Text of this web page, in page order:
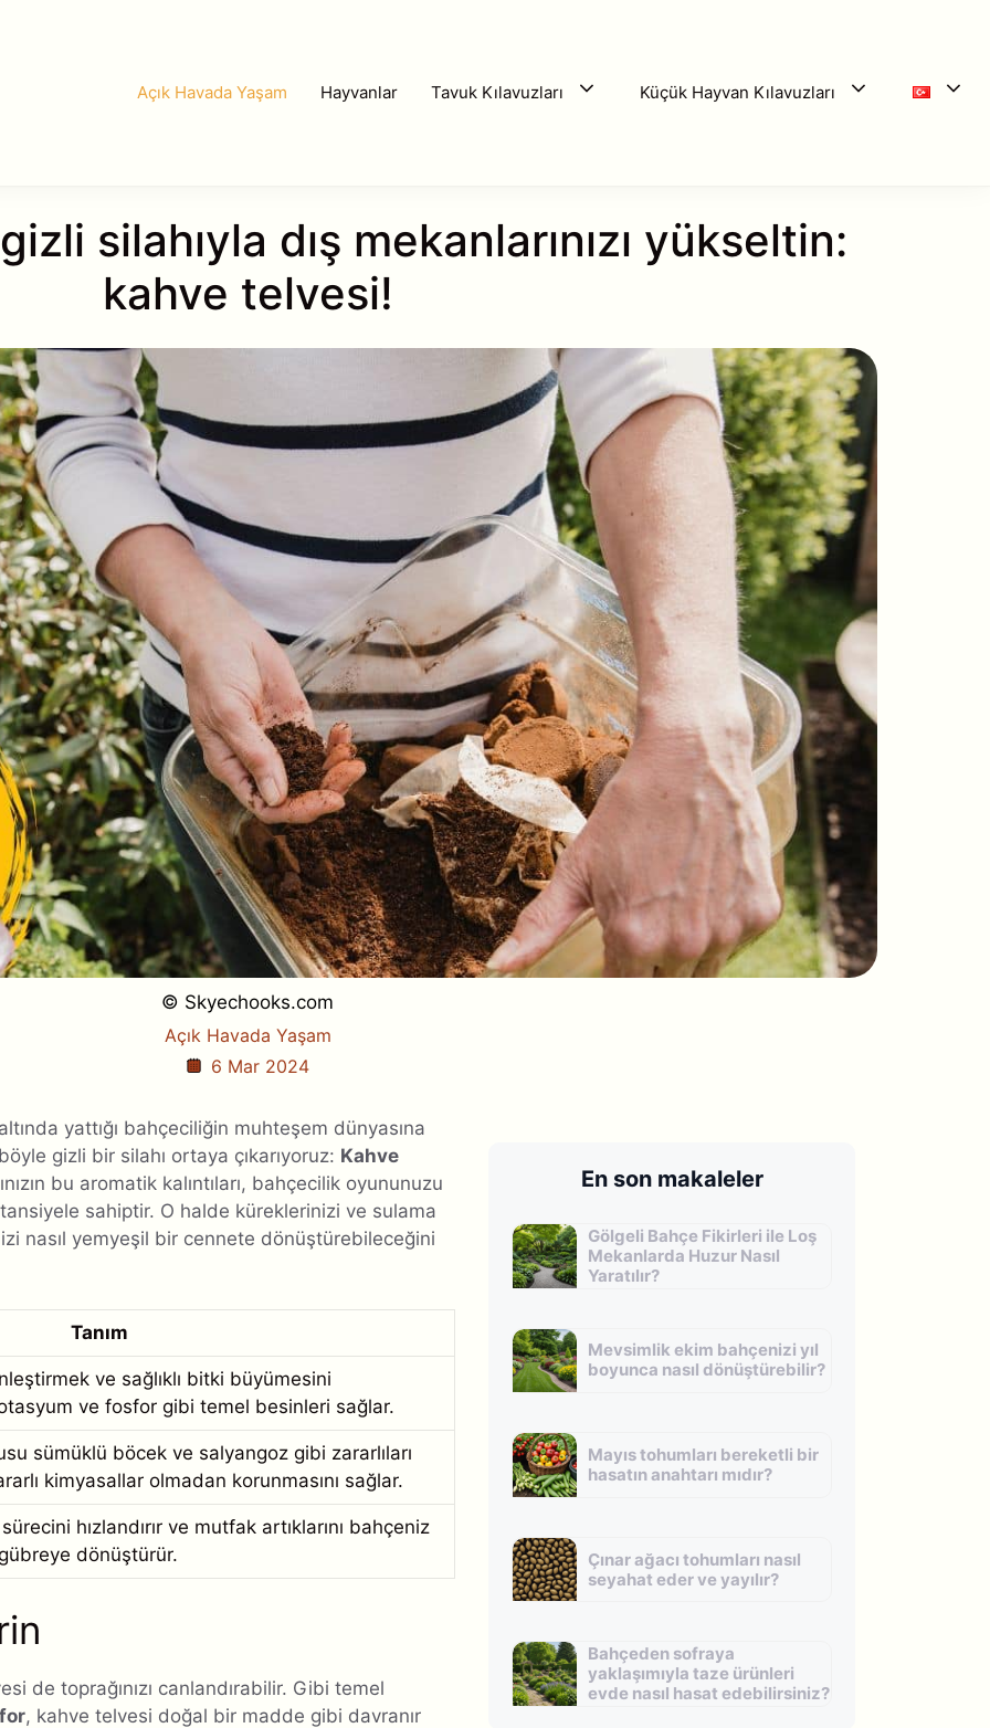
Açık Havada Yaşam Hayvanlar Tavuk Kılavuzları Küçük Hayvan Kılavuzları
silahıyla dış mekanlarınızı yükseltin:
kahve telvesi!
© Skyechooks.com
Açık Havada Yaşam
6 Mar 2024
yattığı bahçeciliğin muhteşem dünyasına
gizli bir silahı ortaya çıkarıyoruz: Kahve
bu aromatik kalıntıları, bahçecilik oyununuzu
sahiptir. O halde küreklerinizi ve sulama
nasıl yemyeşil bir cennete dönüştürebileceğini
Tanım
ve sağlıklı bitki büyümesini
ve fosfor gibi temel besinleri sağlar.
sümüklü böcek ve salyangoz gibi zararlıları
kimyasallar olmadan korunmasını sağlar.
hızlandırır ve mutfak artıklarını bahçeniz
dönüştürür.
de toprağınızı canlandırabilir. Gibi temel
, kahve telvesi doğal bir madde gibi davranır
En son makaleler
Gölgeli Bahçe Fikirleri ile Loş
Mekanlarda Huzur Nasıl
Yaratılır?
Mevsimlik ekim bahçenizi yıl
boyunca nasıl dönüştürebilir?
Mayıs tohumları bereketli bir
hasatın anahtarı mıdır?
Çınar ağacı tohumları nasıl
seyahat eder ve yayılır?
Bahçeden sofraya
yaklaşımıyla taze ürünleri
evde nasıl hasat edebilirsiniz?